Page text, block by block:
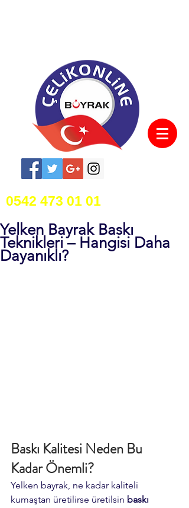
0542 473 01 01
Yelken Bayrak Baskı
Teknikleri – Hangisi Daha
Dayanıklı?
Baskı Kalitesi Neden Bu
Kadar Önemli?
Yelken bayrak, ne kadar kaliteli
kumaştan üretilirse üretilsin baskı